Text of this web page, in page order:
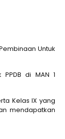
Untuk
di MAN 1
Kelas IX yang
mendapatkan